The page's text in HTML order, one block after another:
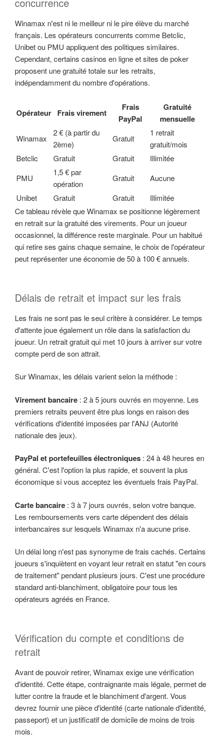
Winamax n'est ni le meilleur ni le pire élève du marché
français. Les opérateurs concurrents comme Betclic,
Unibet ou PMU appliquent des politiques similaires.
Cependant, certains casinos en ligne et sites de poker
proposent une gratuité totale sur les retraits,
indépendamment du nombre d'opérations.
Opérateur Frais virement
Frais
PayPal
Gratuité
mensuelle
Winamax
2 € (à partir du
2ème)
Gratuit
1 retrait
gratuit/mois
Betclic
Gratuit Gratuit
Illimitée
PMU
1,5 € par
opération
Gratuit
Aucune
Unibet
Gratuit Gratuit
Illimitée
Ce tableau révèle que Winamax se positionne légèrement
en retrait sur la gratuité des virements. Pour un joueur
occasionnel, la différence reste marginale. Pour un habitué
qui retire ses gains chaque semaine, le choix de l'opérateur
peut représenter une économie de 50 à 100 € annuels.
Délais de retrait et impact sur les frais
Les frais ne sont pas le seul critère à considérer. Le temps
d'attente joue également un rôle dans la satisfaction du
joueur. Un retrait gratuit qui met 10 jours à arriver sur votre
compte perd de son attrait.
Sur Winamax, les délais varient selon la méthode :
Virement bancaire : 2 à 5 jours ouvrés en moyenne. Les
premiers retraits peuvent être plus longs en raison des
vérifications d'identité imposées par l'ANJ (Autorité
nationale des jeux).
PayPal et portefeuilles électroniques : 24 à 48 heures en
général. C'est l'option la plus rapide, et souvent la plus
économique si vous acceptez les éventuels frais PayPal.
Carte bancaire : 3 à 7 jours ouvrés, selon votre banque.
Les remboursements vers carte dépendent des délais
interbancaires sur lesquels Winamax n'a aucune prise.
Un délai long n'est pas synonyme de frais cachés. Certains
joueurs s'inquiètent en voyant leur retrait en statut "en cours
de traitement" pendant plusieurs jours. C'est une procédure
standard anti-blanchiment, obligatoire pour tous les
opérateurs agréés en France.
Vérification du compte et conditions de
retrait
Avant de pouvoir retirer, Winamax exige une vérification
d'identité. Cette étape, contraignante mais légale, permet de
lutter contre la fraude et le blanchiment d'argent. Vous
devrez fournir une pièce d'identité (carte nationale d'identité,
passeport) et un justificatif de domicile de moins de trois
mois.